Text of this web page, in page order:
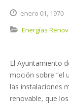
enero 01, 1970
Energías
El Ayuntamiento
moción sobre “el
las instalaciones
renovable, que